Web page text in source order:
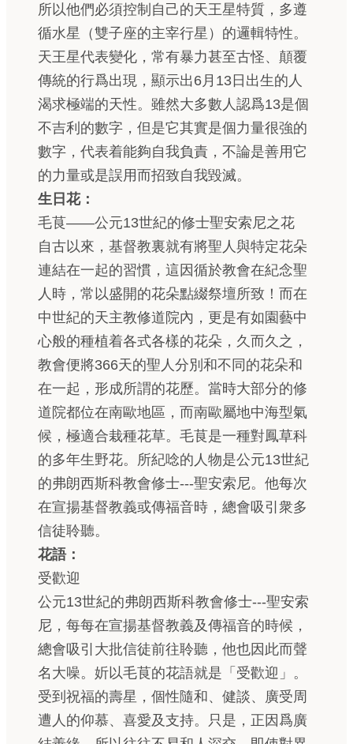
所以他們必須控制自己的天王星特質，多遵
循水星（雙子座的主宰行星）的邏輯特性。
天王星代表變化，常有暴力甚至古怪、顛覆
傳統的行爲出現，顯示出6月13日出生的人
渴求極端的天性。雖然大多數人認爲13是個
不吉利的數字，但是它其實是個力量很強的
數字，代表着能夠自我負責，不論是善用它
的力量或是誤用而招致自我毀滅。
生日花：
毛茛——公元13世紀的修士聖安索尼之花
自古以來，基督教裏就有將聖人與特定花朵
連結在一起的習慣，這因循於教會在紀念聖
人時，常以盛開的花朵點綴祭壇所致！而在
中世紀的天主教修道院內，更是有如園藝中
心般的種植着各式各樣的花朵，久而久之，
教會便將366天的聖人分別和不同的花朵和
在一起，形成所謂的花歷。當時大部分的修
道院都位在南歐地區，而南歐屬地中海型氣
候，極適合栽種花草。毛茛是一種對鳳草科
的多年生野花。所紀唸的人物是公元13世紀
的弗朗西斯科教會修士---聖安索尼。他每次
在宣揚基督教義或傳福音時，總會吸引衆多
信徒聆聽。
花語：
受歡迎
公元13世紀的弗朗西斯科教會修士---聖安索
尼，每每在宣揚基督教義及傳福音的時候，
總會吸引大批信徒前往聆聽，他也因此而聲
名大噪。妡以毛茛的花語就是「受歡迎」。
受到祝福的壽星，個性隨和、健談、廣受周
遭人的仰慕、喜愛及支持。只是，正因爲廣